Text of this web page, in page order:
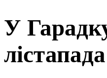
У
лістапада